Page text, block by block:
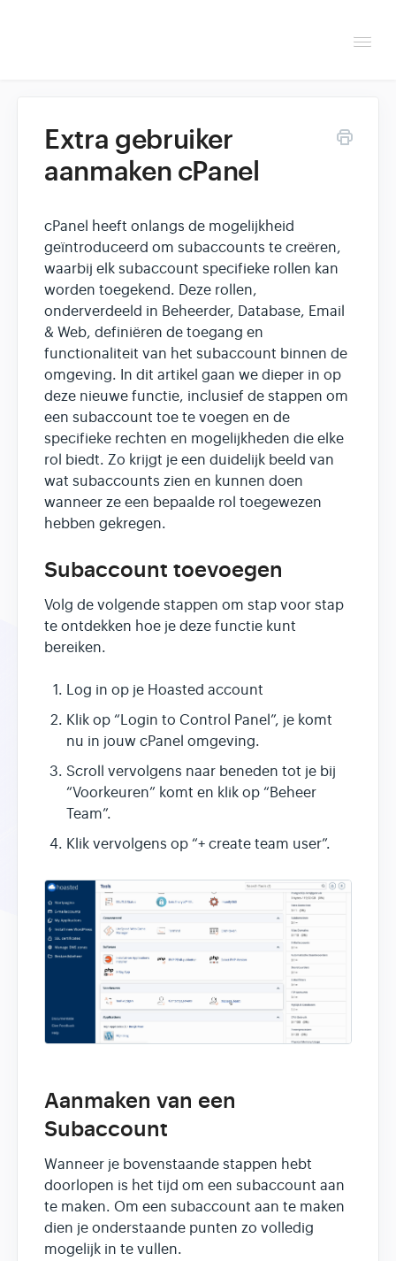
Helpdesk
Reseller & developer
Contact
Klantenpaneel →
Hoasted.com →
Extra gebruiker
aanmaken cPanel
cPanel heeft onlangs de mogelijkheid
geïntroduceerd om subaccounts te creëren,
waarbij elk subaccount specifieke rollen kan
worden toegekend. Deze rollen,
onderverdeeld in Beheerder, Database, Email
& Web, definiëren de toegang en
functionaliteit van het subaccount binnen de
omgeving. In dit artikel gaan we dieper in op
deze nieuwe functie, inclusief de stappen om
een subaccount toe te voegen en de
specifieke rechten en mogelijkheden die elke
rol biedt. Zo krijgt je een duidelijk beeld van
wat subaccounts zien en kunnen doen
wanneer ze een bepaalde rol toegewezen
hebben gekregen.
Subaccount toevoegen
Volg de volgende stappen om stap voor stap
te ontdekken hoe je deze functie kunt
bereiken.
Log in op je Hoasted account
Klik op “Login to Control Panel”, je komt
nu in jouw cPanel omgeving.
Scroll vervolgens naar beneden tot je bij
“Voorkeuren” komt en klik op “Beheer
Team”.
Klik vervolgens op “+ create team user”.
Aanmaken van een
Subaccount
Wanneer je bovenstaande stappen hebt
doorlopen is het tijd om een subaccount aan
te maken. Om een subaccount aan te maken
dien je onderstaande punten zo volledig
mogelijk in te vullen.